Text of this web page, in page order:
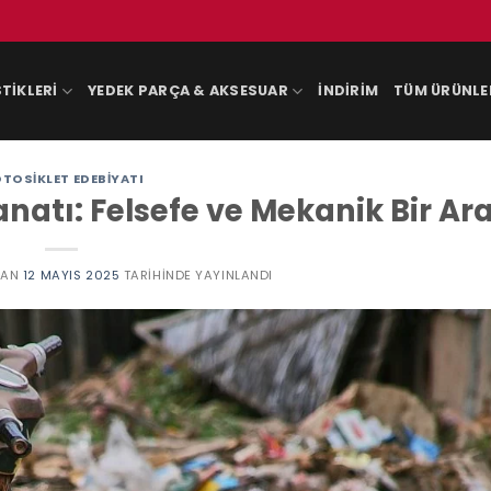
YEDEK PARÇA & AKSESUAR İNDIRIM TÜM
EDEBIYATI
Felsefe ve Mekanik Bir
12 MAYIS 2025 TARIHINDE YAYINLANDI